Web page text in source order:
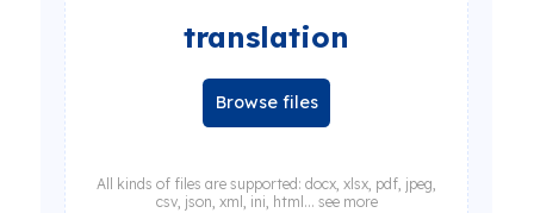
translation
Browse files
All kinds of files are supported: docx, xlsx, pdf, jpeg,
csv, json, xml, ini, html... see more